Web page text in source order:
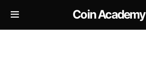
Coin Academy